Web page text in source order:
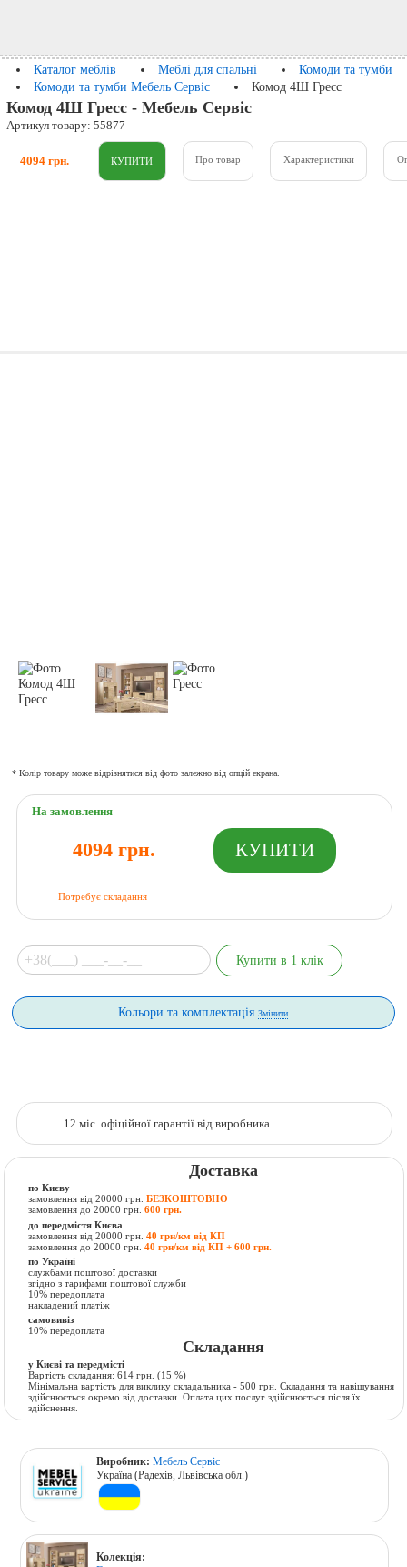
Каталог меблів Меблі для спальні
Комоди та тумби
Комоди та тумби Мебель Сервіс
Комод 4Ш Гресс
Комод 4Ш Гресс - Мебель Сервіс
Артикул товару: 55877
4094 грн. Про товар Характеристики
* Колір товару може відрізнятися від фото залежно від опцій екрана.
На замовлення
4094 грн.
Потребує складання
Кольори та комплектаціяЗмінити
12 міс. офіційної гарантії від виробника
Доставка
по Києву
замовлення від 20000 грн.БЕЗКОШТОВНО
замовлення до 20000 грн.600 грн.
до передмістя Києва
замовлення від 20000 грн.40 грн/км від КП
замовлення до 20000 грн.40 грн/км від КП + 600 грн.
по Україні
службами поштової доставки
згідно з тарифами поштової служби
10% передоплата
накладений платіж
самовивіз
10% передоплата
Складання
у Києві та передмісті
Вартість складання:614 грн. (15 %)
Мінімальна вартість для виклику складальника - 500 грн. Складання та навішування
здійснюється окремо від доставки. Оплата цих послуг здійснюється після їх
здійснення.
Виробник:Мебель Сервіс
Україна (Радехів, Львівська обл.)
Колекція: